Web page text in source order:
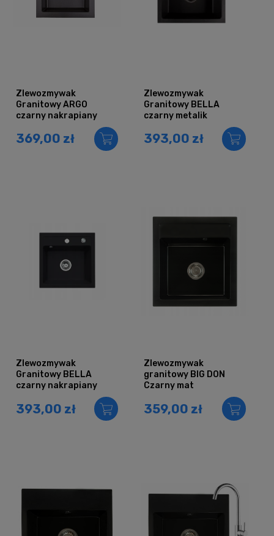
Zlewozmywak
Granitowy ARGO
czarny nakrapiany
369,00 zł
Zlewozmywak
Granitowy BELLA
czarny metalik
393,00 zł
Zlewozmywak
Granitowy BELLA
czarny nakrapiany
393,00 zł
Zlewozmywak
granitowy BIG DON
Czarny mat
359,00 zł